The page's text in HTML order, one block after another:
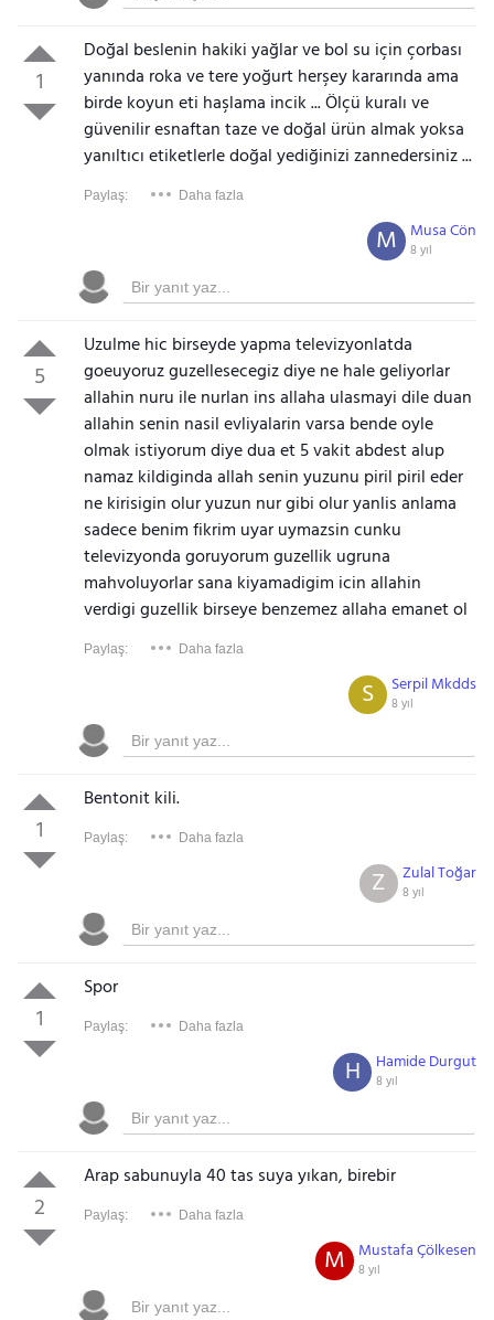
1
Doğal beslenin hakiki yağlar ve bol su için çorbası
yanında roka ve tere yoğurt herşey kararında ama
birde koyun eti haşlama incik ... Ölçü kuralı ve
güvenilir esnaftan taze ve doğal ürün almak yoksa
yanıltıcı etiketlerle doğal yediğinizi zannedersiniz ...
Paylaş: Daha fazla
Musa Cön
8 yıl
M
5
Uzulme hic birseyde yapma televizyonlatda
goeuyoruz guzellesecegiz diye ne hale geliyorlar
allahin nuru ile nurlan ins allaha ulasmayi dile duan
allahin senin nasil evliyalarin varsa bende oyle
olmak istiyorum diye dua et 5 vakit abdest alup
namaz kildiginda allah senin yuzunu piril piril eder
ne kirisigin olur yuzun nur gibi olur yanlis anlama
sadece benim fikrim uyar uymazsin cunku
televizyonda goruyorum guzellik ugruna
mahvoluyorlar sana kiyamadigim icin allahin
verdigi guzellik birseye benzemez allaha emanet ol
Paylaş: Daha fazla
Serpil Mkdds
8 yıl
S
1
Bentonit kili.
Paylaş: Daha fazla
Zulal Toğar
8 yıl
Z
1
Spor
Paylaş: Daha fazla
Hamide Durgut
8 yıl
H
2
Arap sabunuyla 40 tas suya yıkan, birebir
Paylaş: Daha fazla
Mustafa Çölkesen
8 yıl
M